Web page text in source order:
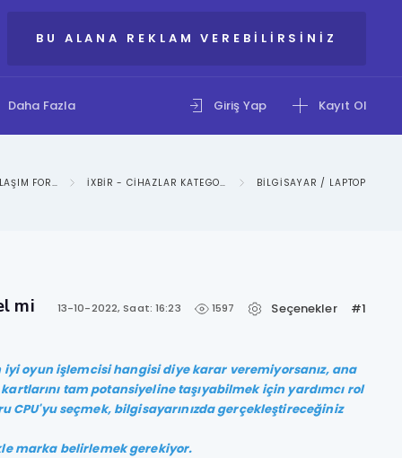
BU ALANA REKLAM VEREBILIRSINIZ
Daha Fazla Giriş Yap Kayıt Ol
IXBIR: BILGI PAYLAŞIM FORUMU IXBIR - CIHAZLAR KATEGORISI BILGISAYAR / LAPTOP
mi 13-10-2022, Saat: 16:23 1597 Seçenekler #1
oyun işlemcisi hangisi diye karar veremiyorsanız, ana
tam potansiyeline taşıyabilmek için yardımcı rol
CPU'yu seçmek, bilgisayarınızda gerçekleştireceğiniz
marka belirlemek gerekiyor.